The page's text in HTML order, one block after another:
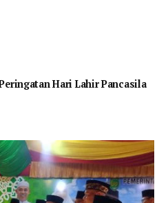
Hari Lahir Pancasila